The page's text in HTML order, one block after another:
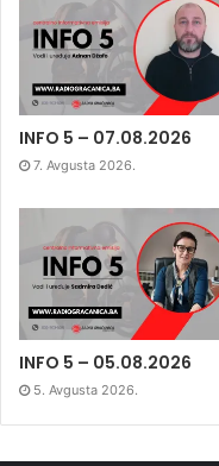
INFO 5 – 07.08.2026
7. Avgusta 2026.
INFO 5 – 05.08.2026
5. Avgusta 2026.